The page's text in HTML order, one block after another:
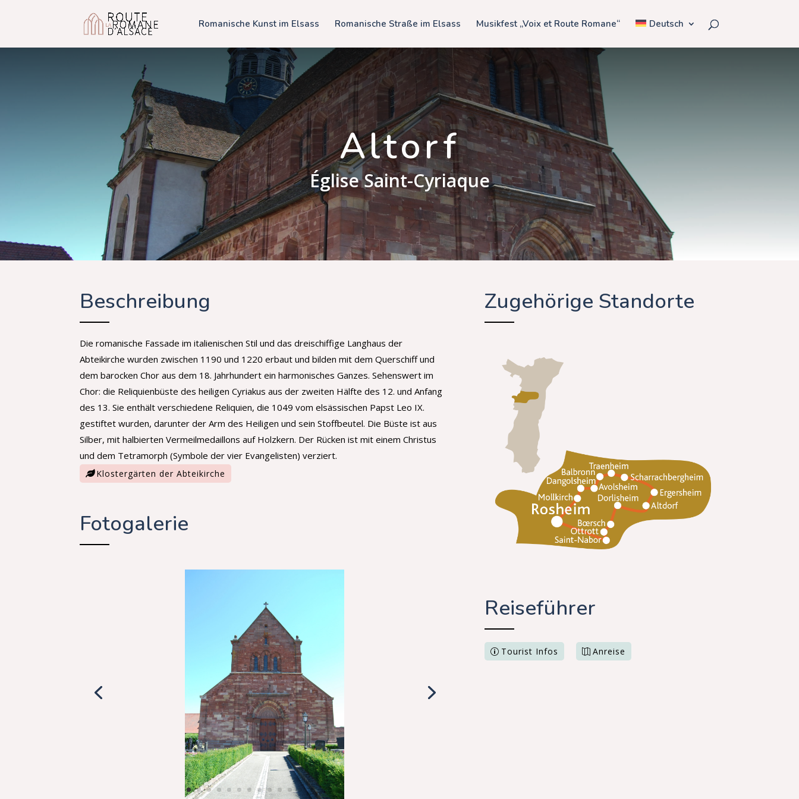
Romanische Kunst im Elsass Romanische Straße im Elsass Musikfest „Voix et Route Romane“ Deutsch
Altorf
Église Saint-Cyriaque
Beschreibung
Die romanische Fassade im italienischen Stil und das dreischiffige Langhaus der
Abteikirche wurden zwischen 1190 und 1220 erbaut und bilden mit dem Querschiff und
dem barocken Chor aus dem 18. Jahrhundert ein harmonisches Ganzes. Sehenswert im
Chor: die Reliquienbüste des heiligen Cyriakus aus der zweiten Hälfte des 12. und Anfang
des 13. Sie enthält verschiedene Reliquien, die 1049 vom elsässischen Papst Leo IX.
gestiftet wurden, darunter der Arm des Heiligen und sein Stoffbeutel. Die Büste ist aus
Silber, mit halbierten Vermeilmedaillons auf Holzkern. Der Rücken ist mit einem Christus
und dem Tetramorph (Symbole der vier Evangelisten) verziert.
Klostergärten der Abteikirche
Fotogalerie
Zugehörige Standorte
Reiseführer
Tourist Infos Anreise